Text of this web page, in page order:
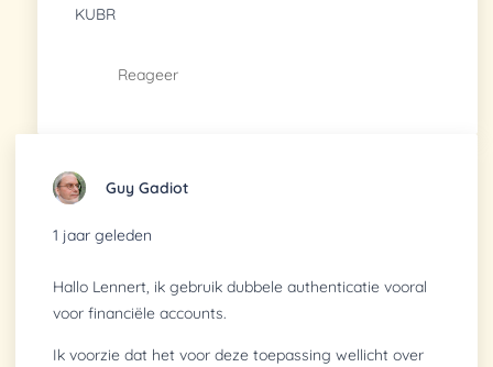
KUBR
Reageer
Guy Gadiot
1 jaar geleden
Hallo Lennert, ik gebruik dubbele authenticatie vooral
voor financiële accounts.
Ik voorzie dat het voor deze toepassing wellicht over